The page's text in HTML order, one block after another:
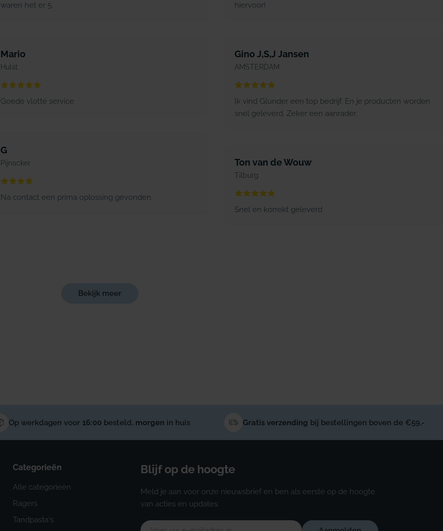
waren het er 5.
hiervoor!
Mario
Hulst
Goede vlotte service
Gino J,S,J Jansen
AMSTERDAM
Ik vind Glunder een top bedrijf. En je producten worden
snel geleverd. Zeker een aanrader.
G
Pijnacker
Na contact een prima oplossing gevonden.
Ton van de Wouw
Tilburg
Snel en korrekt geleverd
Bekijk meer
Op werkdagen voor 16:00 besteld, morgen in huis Gratis verzending bij bestellingen boven de €59,-
Categorieën
Alle categorieën
Ragers
Tandpasta's
Blijf op de hoogte
Meld je aan voor onze nieuwsbrief en ben als eerste op de hoogte
van acties en updates.
E-